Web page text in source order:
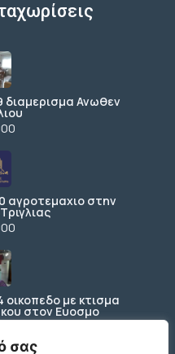
σας
διαμερισμα Ανωθεν
αγροτεμαχιο στην
οικοπεδο με κτισμα
στον Ευοσμο